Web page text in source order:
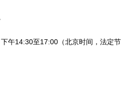
午14:30至17:00（北京时间，法定节